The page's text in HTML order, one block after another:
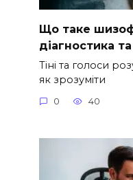
Що таке
діагностика
Тіні та голоси
як зрозуміти
0 40